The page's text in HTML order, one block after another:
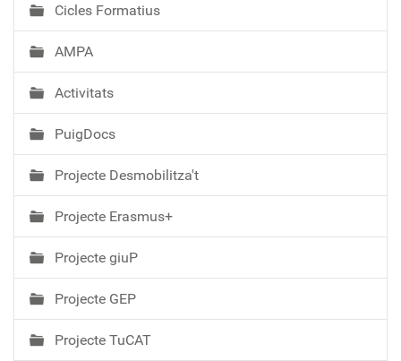
Cicles Formatius
AMPA
Activitats
PuigDocs
Projecte Desmobilitza't
Projecte Erasmus+
Projecte giuP
Projecte GEP
Projecte TuCAT